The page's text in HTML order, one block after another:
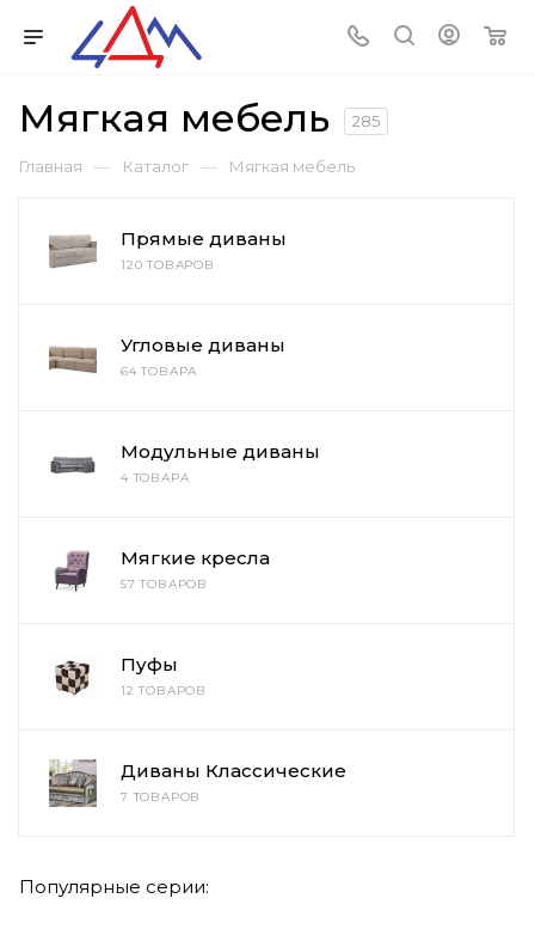
Мягкая мебель 285
Главная — Каталог — Мягкая мебель
Прямые диваны
120 ТОВАРОВ
Угловые диваны
64 ТОВАРА
Модульные диваны
4 ТОВАРА
Мягкие кресла
57 ТОВАРОВ
Пуфы
12 ТОВАРОВ
Диваны Классические
7 ТОВАРОВ
Популярные серии: